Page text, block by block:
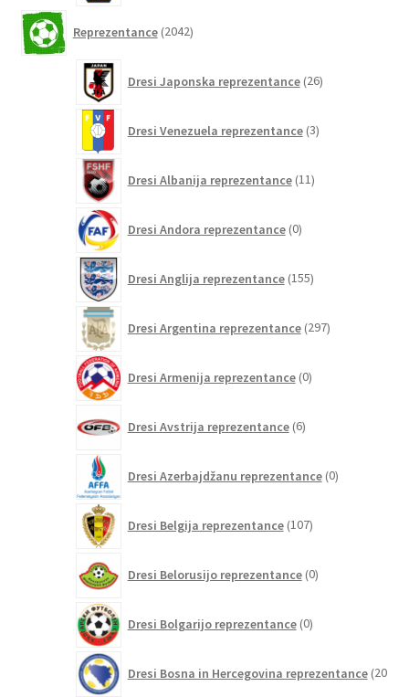
Reprezentance 2042izdelkov
Dresi Japonska reprezentance 26izdelkov
Dresi Venezuela reprezentance 3izdelki
Dresi Albanija reprezentance 11izdelkov
Dresi Andora reprezentance 0izdelkov
Dresi Anglija reprezentance 155izdelkov
Dresi Argentina reprezentance 297izdelkov
Dresi Armenija reprezentance 0izdelkov
Dresi Avstrija reprezentance 6izdelkov
Dresi Azerbajdžanu reprezentance 0izdelkov
Dresi Belgija reprezentance 107izdelkov
Dresi Belorusijo reprezentance 0izdelkov
Dresi Bolgarijo reprezentance 0izdelkov
Dresi Bosna in Hercegovina reprezentance 20